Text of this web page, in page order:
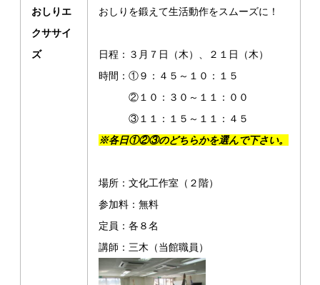
おしりエ
クササイ
ズ
おしりを鍛えて生活動作をスムーズに！
日程：３月７日（木）、２１日（木）
時間：①９：４５～１０：１５
②１０：３０～１１：００
③１１：１５～１１：４５
※各日①②③のどちらかを選んで下さい。
場所：文化工作室（２階）
参加料：無料
定員：各８名
講師：三木（当館職員）